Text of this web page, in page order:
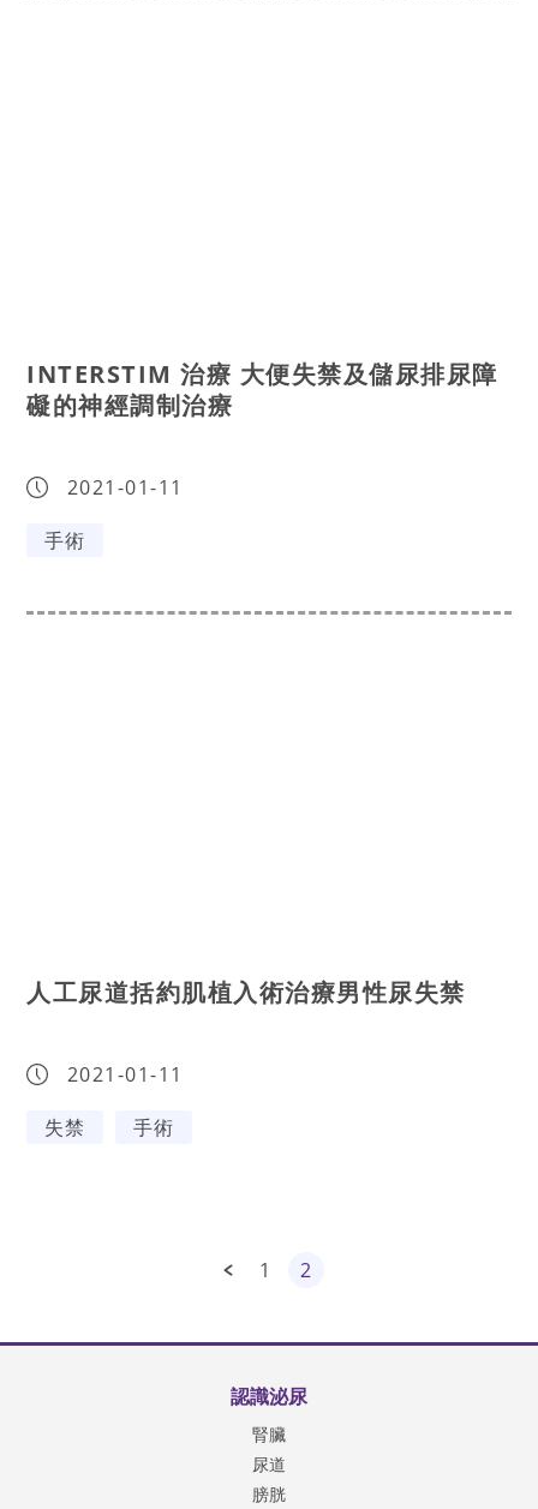
INTERSTIM 治療 大便失禁及儲尿排尿障
礙的神經調制治療
2021-01-11
手術
人工尿道括約肌植入術治療男性尿失禁
2021-01-11
失禁
手術
1 2
認識泌尿
腎臟
尿道
膀胱